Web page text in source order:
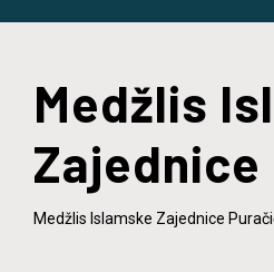
Medžlis
Medžlis Islamske Zajednice